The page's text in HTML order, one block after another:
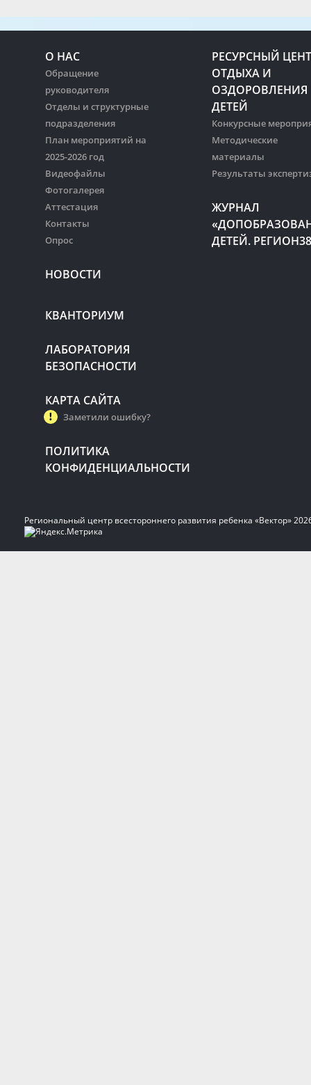
О НАС
Обращение
руководителя
Отделы и структурные
подразделения
План мероприятий на
2025-2026 год
Видеофайлы
Фотогалерея
Аттестация
Контакты
Опрос
НОВОСТИ
РЕСУРСНЫЙ
ОТДЫХА И
ОЗДОРОВЛЕНИЯ
ДЕТЕЙ
Конкурсные
Методические
материалы
Результаты
ЖУРНАЛ
ДЕТЕЙ.
КВАНТОРИУМ
ЛАБОРАТОРИЯ
БЕЗОПАСНОСТИ
КАРТА САЙТА
Заметили ошибку?
ПОЛИТИКА
КОНФИДЕНЦИАЛЬНОСТИ
Региональный центр всестороннего развития ребенка «Вектор»